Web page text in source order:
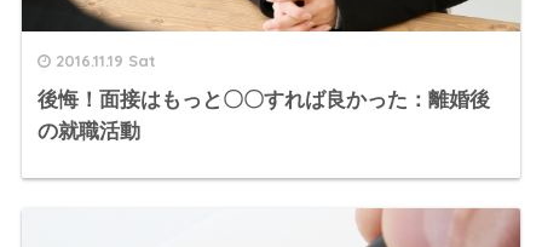
2016.11.19 Sat
後悔！面接はもっと〇〇すれば良かった：離婚後
の就職活動